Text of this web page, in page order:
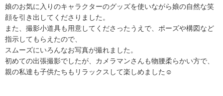
娘のお気に入りのキャラクターのグッズを使いながら娘の自然な笑
顔を引き出してくださりました。
また、撮影小道具も用意してくださったうえで、ポーズや構図など
指示してもらえたので、
スムーズにいろんなお写真が撮れました。
初めての出張撮影でしたが、カメラマンさんも物腰柔らかい方で、
親の私達も子供たちもリラックスして楽しめました☺️